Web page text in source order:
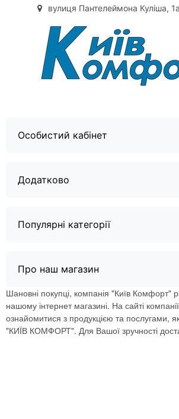
вулиця Пантелеймона Куліша,
Особистий кабінет
Додатково
Популярні категорії
Про наш магазин
Шановні покупці, компанія "Київ Комфорт"
нашому інтернет магазині. На сайті
ознайомитися з продукцією та послугами,
"КИЇВ КОМФОРТ". Для Вашої зручності